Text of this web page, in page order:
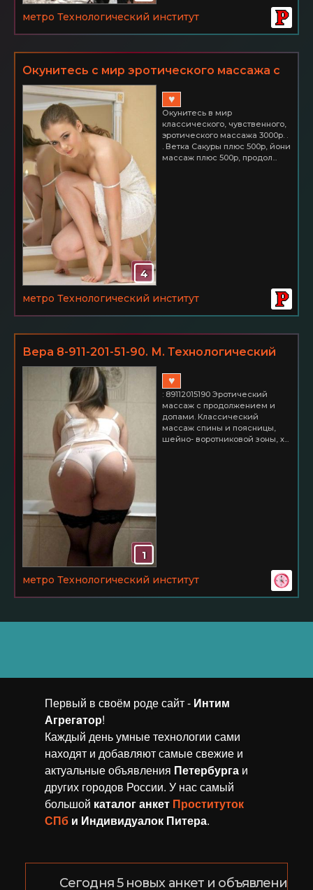
метро Технологический институт
Окунитесь с мир эротического массажа с
интимом
4
♥
Окунитесь в мир
классического, чувственного,
эротического массажа 3000р. .
. Ветка Сакуры плюс 500р, йони
массаж плюс 500р, продол...
метро Технологический институт
Вера 8-911-201-51-90. М. Технологический
институт
1
♥
: 89112015190 Эротический
массаж с продолжением и
допами. Классический
массаж спины и поясницы,
шейно- воротниковой зоны, х...
метро Технологический институт
Первый в своём роде сайт - Интим
Агрегaтор!
Каждый день умные технологии сами
находят и добавляют самые свежие и
актуальные объявления Петербурга и
других городов России. У нас самый
большой каталог анкет Проституток
СПб и Индивидуалок Питера.
Сегодня 5 новых анкет и объявлений!